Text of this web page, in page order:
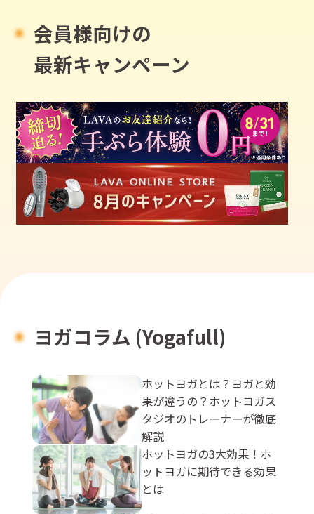
会員様向けの
最新キャンペーン
ヨガコラム (Yogafull)
ホットヨガとは？ヨガと効
果が違うの？ホットヨガス
タジオのトレーナーが徹底
解説
ホットヨガの3大効果！ホ
ットヨガに期待できる効果
とは